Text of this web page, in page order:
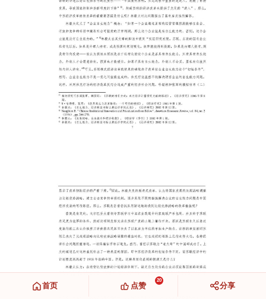
首页
20
点赞 分享